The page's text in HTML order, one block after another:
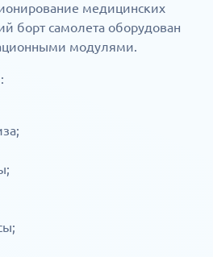
медицинских
борт самолета оборудован
модулями.